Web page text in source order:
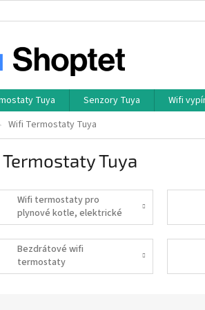
Tuya Senzory Tuya Wifi
Wifi Termostaty Tuya
Tuya
Wifi termostaty pro
plynové kotle, elektrické
kotle, tepelná čerpadla
Bezdrátové wifi
termostaty